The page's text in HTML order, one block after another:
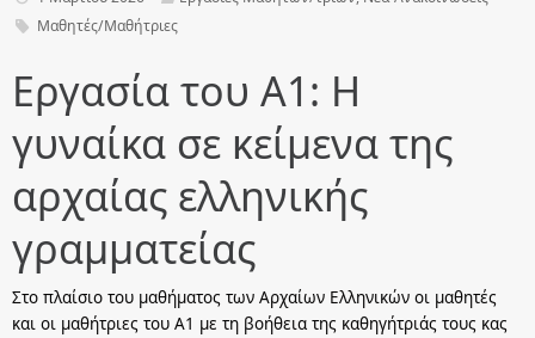
Μαθητές/Μαθήτριες
Εργασία του Α1: Η
γυναίκα σε κείμενα της
αρχαίας ελληνικής
γραμματείας
Στο πλαίσιο του μαθήματος των Αρχαίων Ελληνικών οι μαθητές
και οι μαθήτριες του Α1 με τη βοήθεια της καθηγήτριάς τους κας